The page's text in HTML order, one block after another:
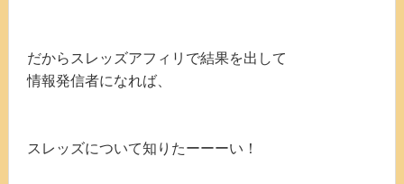
だからスレッズアフィリで結果を出して
情報発信者になれば、
スレッズについて知りたーーーい！